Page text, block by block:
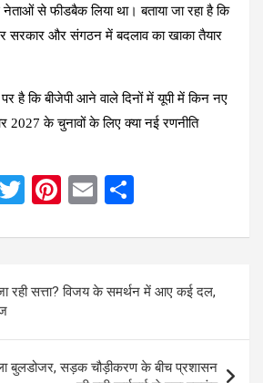
नेताओं से फीडबैक लिया था। बताया जा रहा है कि
सरकार और संगठन में बदलाव का खाका तैयार
है कि बीजेपी आने वाले दिनों में यूपी में किन नए
के चुनावों के लिए क्या नई रणनीति
T
tt
er
Pi
er
es
t
E
ail ar
e
रही सत्ता? विजय के समर्थन में आए कई दल,
बुलडोजर, सड़क चौड़ीकरण के बीच प्रशासन